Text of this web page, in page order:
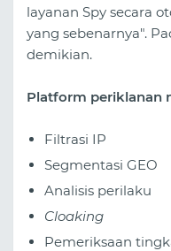
layanan Spy secara
yang sebenarnya".
demikian.
Platform periklanan
Filtrasi IP
Segmentasi GEO
Analisis perilaku
Cloaking
Pemeriksaan